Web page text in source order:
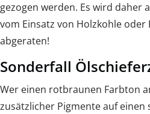
gezogen werden. Es wird daher
vom Einsatz von Holzkohle
abgeraten!
Sonderfall
Wer einen rotbraunen Farbton
zusätzlicher Pigmente auf einen